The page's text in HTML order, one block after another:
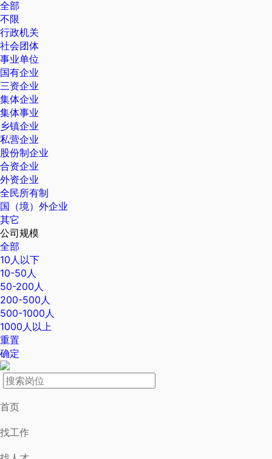
全部
不限
行政机关
社会团体
事业单位
国有企业
三资企业
集体企业
集体事业
乡镇企业
私营企业
股份制企业
合资企业
外资企业
全民所有制
国（境）外企业
其它
公司规模
全部
10人以下
10-50人
50-200人
200-500人
500-1000人
1000人以上
重置
确定
首页
找工作